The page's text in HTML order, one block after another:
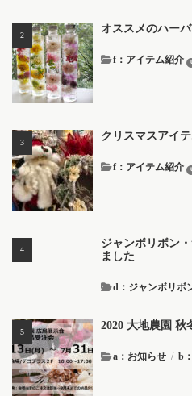
オススメのハー
f：アイテム紹介
クリスマスアイ
f：アイテム紹介
ジャンボリボン
ました
d：ジャンボリボ
2020 大地農園 秋
a：お知らせ / b